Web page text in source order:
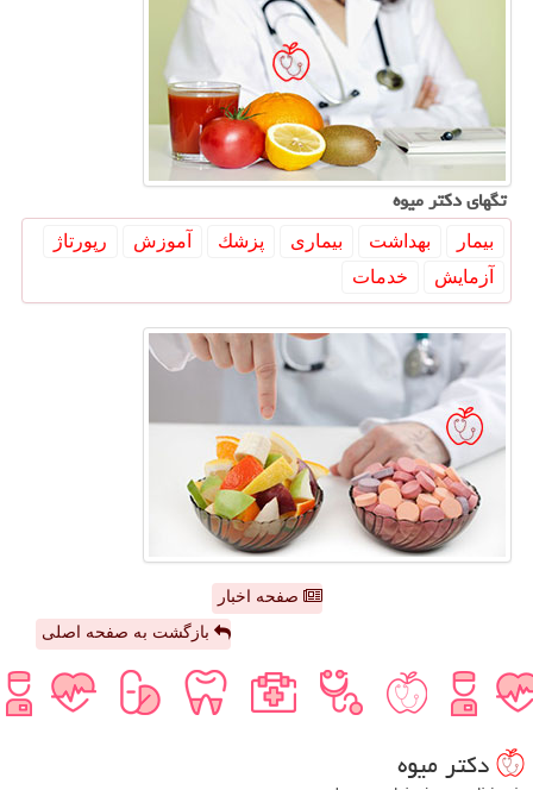
تگهای دكتر میوه
بیمار بهداشت بیماری پزشك آموزش
رپورتاژ
آزمایش
خدمات
صفحه اخبار
بازگشت به صفحه اصلی
دكتر میوه